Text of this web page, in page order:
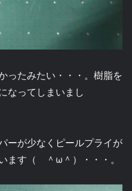
ったみたい・・・。樹脂を
なってしまいまし
ーが少なくピールプライが
ます（ ＾ω＾）・・・。